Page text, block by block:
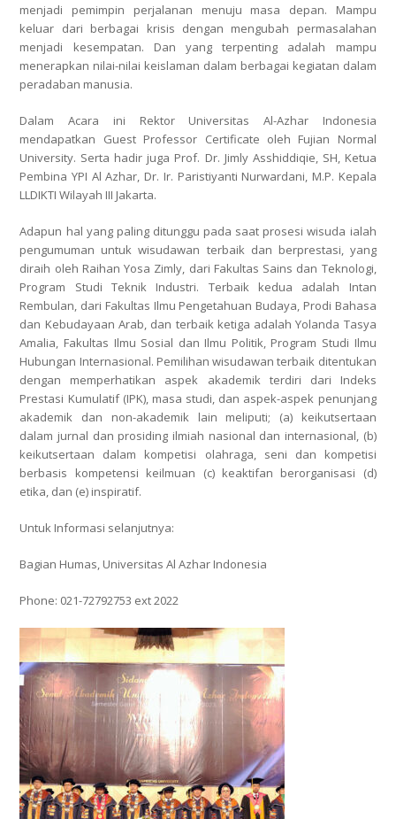
menjadi pemimpin perjalanan menuju masa depan. Mampu
keluar dari berbagai krisis dengan mengubah permasalahan
menjadi kesempatan. Dan yang terpenting adalah mampu
menerapkan nilai-nilai keislaman dalam berbagai kegiatan dalam
peradaban manusia.
Dalam Acara ini Rektor Universitas Al-Azhar Indonesia
mendapatkan Guest Professor Certificate oleh Fujian Normal
University. Serta hadir juga Prof. Dr. Jimly Asshiddiqie, SH, Ketua
Pembina YPI Al Azhar, Dr. Ir. Paristiyanti Nurwardani, M.P. Kepala
LLDIKTI Wilayah III Jakarta.
Adapun hal yang paling ditunggu pada saat prosesi wisuda ialah
pengumuman untuk wisudawan terbaik dan berprestasi, yang
diraih oleh Raihan Yosa Zimly, dari Fakultas Sains dan Teknologi,
Program Studi Teknik Industri. Terbaik kedua adalah Intan
Rembulan, dari Fakultas Ilmu Pengetahuan Budaya, Prodi Bahasa
dan Kebudayaan Arab, dan terbaik ketiga adalahYolanda Tasya
Amalia, Fakultas Ilmu Sosial dan Ilmu Politik, Program Studi Ilmu
Hubungan Internasional. Pemilihan wisudawan terbaik ditentukan
dengan memperhatikan aspek akademik terdiri dari Indeks
Prestasi Kumulatif (IPK), masa studi, dan aspek-aspek penunjang
akademik dan non-akademik lain meliputi; (a) keikutsertaan
dalam jurnal dan prosiding ilmiah nasional dan internasional, (b)
keikutsertaan dalam kompetisi olahraga, seni dan kompetisi
berbasis kompetensi keilmuan (c) keaktifan berorganisasi (d)
etika, dan (e) inspiratif.
Untuk Informasi selanjutnya:
Bagian Humas, Universitas Al Azhar Indonesia
Phone: 021-72792753 ext 2022